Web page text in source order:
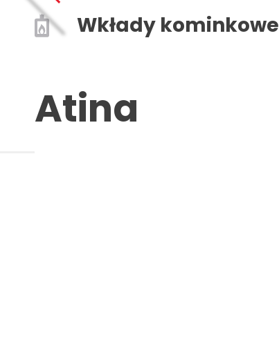
Wkłady kominkowe
Atina